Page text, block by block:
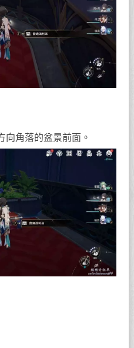
向角落的盆景前面。